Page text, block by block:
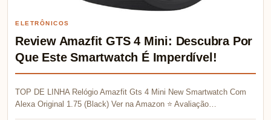
ELETRÔNICOS
Review Amazfit GTS 4 Mini: Descubra Por
Que Este Smartwatch É Imperdível!
TOP DE LINHA Relógio Amazfit Gts 4 Mini New Smartwatch Com
Alexa Original 1.75 (Black) Ver na Amazon ⭐ Avaliação…